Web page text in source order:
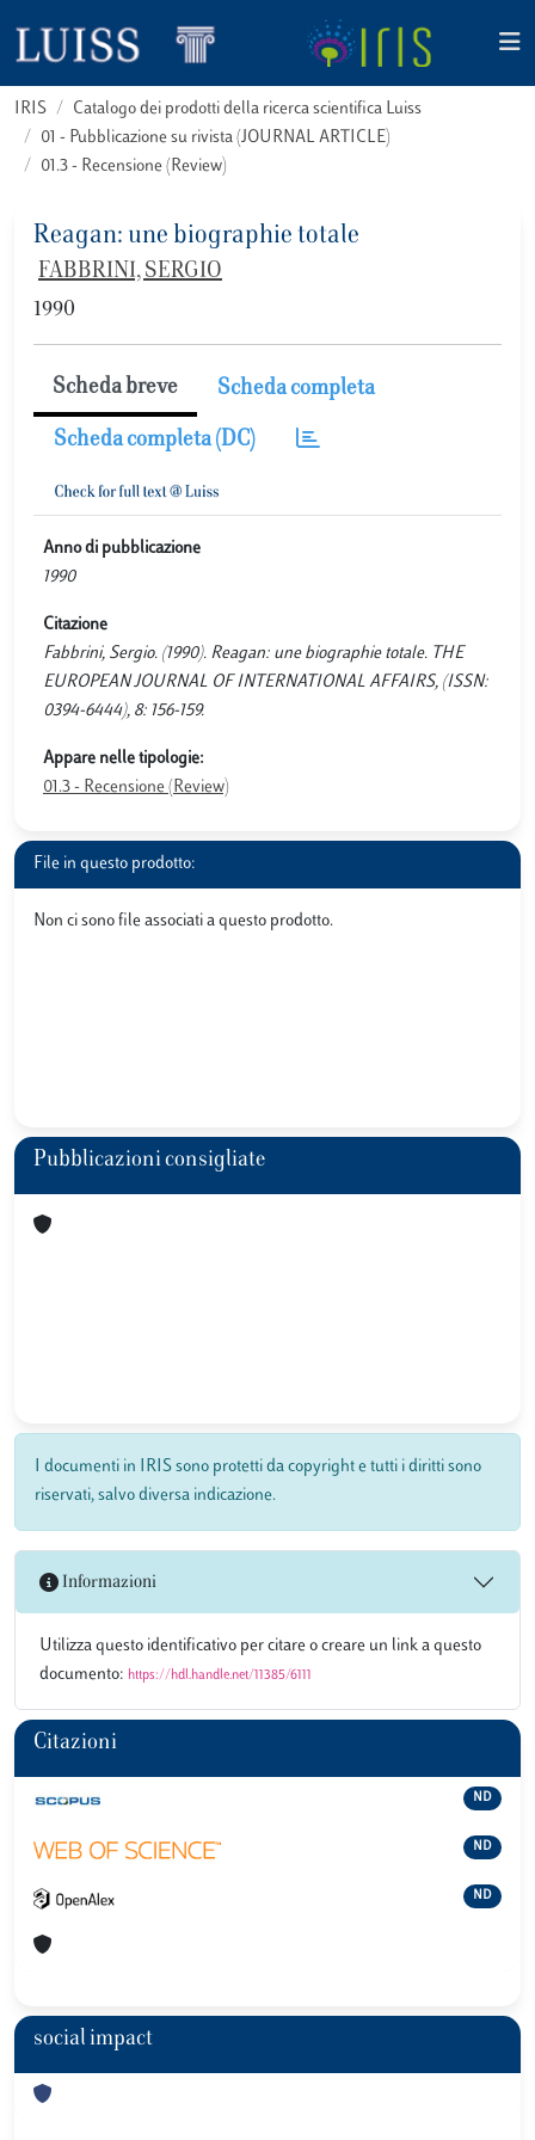
IRIS
Catalogo dei prodotti della ricerca scientifica Luiss
01 - Pubblicazione su rivista (JOURNAL ARTICLE)
01.3 - Recensione (Review)
Reagan: une biographie totale
FABBRINI, SERGIO
1990
Scheda breve Scheda completa
Scheda completa (DC)
Anno di pubblicazione
1990
Citazione
Fabbrini, Sergio. (1990). Reagan: une biographie totale. THE
EUROPEAN JOURNAL OF INTERNATIONAL AFFAIRS, (ISSN:
0394-6444), 8: 156-159.
Appare nelle tipologie:
01.3 - Recensione (Review)
File in questo prodotto:
Non ci sono file associati a questo prodotto.
Pubblicazioni consigliate
I documenti in IRIS sono protetti da copyright e tutti i diritti sono
riservati, salvo diversa indicazione.
Informazioni
Utilizza questo identificativo per citare o creare un link a questo
documento: https://hdl.handle.net/11385/6111
Citazioni
ND
ND
ND
social impact